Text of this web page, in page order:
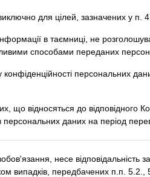
для цілей, зазначених у п. 4
в таємниці, не
способами переданих
персональних
що відносяться до відповідного
персональних даних на період
несе
випадків, передбачених п.п. 5.2.,